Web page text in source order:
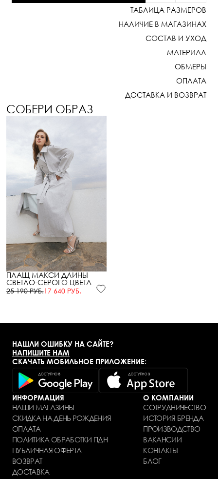
ТАБЛИЦА РАЗМЕРОВ
НАЛИЧИЕ В МАГАЗИНАХ
СОСТАВ И УХОД
МАТЕРИАЛ
ОБМЕРЫ
ОПЛАТА
ДОСТАВКА И ВОЗВРАТ
СОБЕРИ ОБРАЗ
ПЛАЩ МАКСИ ДЛИНЫ
СВЕТЛО-СЕРОГО ЦВЕТА
25 190 РУБ.17 640 РУБ.
НАШЛИ ОШИБКУ НА САЙТЕ?
НАПИШИТЕ НАМ
СКАЧАТЬ МОБИЛЬНОЕ ПРИЛОЖЕНИЕ:
ИНФОРМАЦИЯ
НАШИ МАГАЗИНЫ
СКИДКА НА ДЕНЬ РОЖДЕНИЯ
ОПЛАТА
ПОЛИТИКА ОБРАБОТКИ ПДН
ПУБЛИЧНАЯ ОФЕРТА
ВОЗВРАТ
ДОСТАВКА
О КОМПАНИИ
СОТРУДНИЧЕСТВО
ИСТОРИЯ БРЕНДА
ПРОИЗВОДСТВО
ВАКАНСИИ
КОНТАКТЫ
БЛОГ